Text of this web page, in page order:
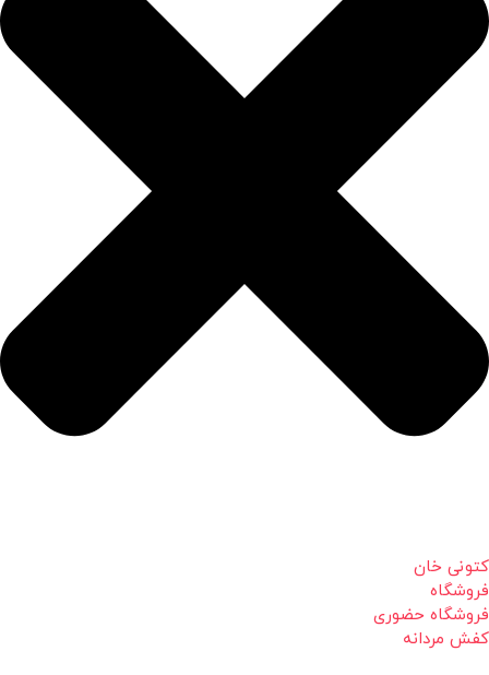
کتونی خان
فروشگاه
فروشگاه حضوری
کفش مردانه